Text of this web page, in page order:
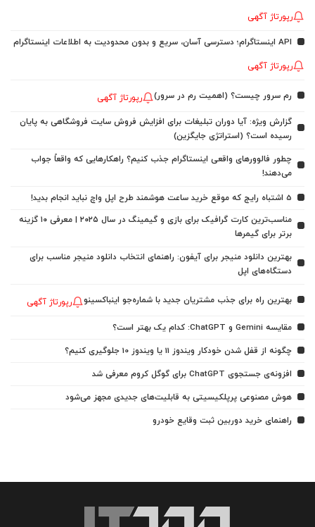
رپورتاژ آگهی
API اینستاگرام؛ دسترسی آسان، سریع و بدون محدودیت به اطلاعات اینستاگرام
رپورتاژ آگهی
رم سرور چیست؟ (اهمیت رم در سرور) رپورتاژ آگهی
گزارش ویژه: آیا دوران تبلیغات برای افزایش فروش سایت فروشگاهی به پایان
رسیده است؟ (استراتژی جایگزین)
چطور فالوورهای واقعی اینستاگرام جذب کنیم؟ راهکارهایی که واقعاً جواب
می‌دهند!
5 اشتباه رایج که موقع خرید ساعت هوشمند طرح اپل واچ نباید انجام بدید!
مناسب‌ترین کارت گرافیک برای بازی و گیمینگ در سال ۲۰۲۵ | معرفی ۱۰ گزینه
برتر برای گیمرها
بهترین دانلود منیجر برای آیفون: راهنمای انتخاب دانلود منیجر مناسب برای
دستگاه‌های اپل
بهترین راه برای جذب مشتریان جدید با شماره‌جو اینباکسینو رپورتاژ آگهی
مقایسه Gemini و ChatGPT: کدام یک بهتر است؟
چگونه از قفل شدن خودکار ویندوز 11 یا ویندوز 10 جلوگیری کنیم؟
افزونه‌ی جستجوی ChatGPT برای گوگل کروم معرفی شد
هوش مصنوعی پرپلکیسیتی به قابلیت‌های جدیدی مجهز می‌شود
راهنمای خرید دوربین ثبت وقایع خودرو